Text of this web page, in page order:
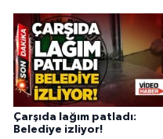
Çarşıda lağım patladı:
Belediye izliyor!